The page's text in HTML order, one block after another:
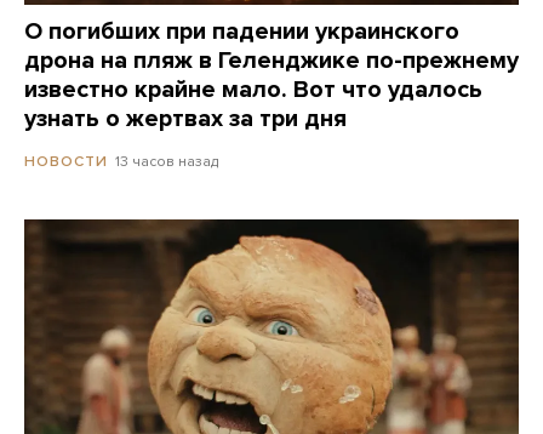
О погибших при падении украинского
дрона на пляж в Геленджике по-прежнему
известно крайне мало. Вот что удалось
узнать о жертвах за три дня
НОВОСТИ 13 часов назад